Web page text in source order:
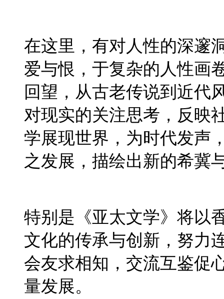
在这里，有对人性的深邃
爱与恨，于复杂的人性画
回望，从古老传说到近代
对现实的关注思考，反映
学展现世界，为时代发声
之发展，描绘出新的希冀
特别是《亚太文学》将以
文化的传承与创新，努力
会友求相知，交流互鉴促
量发展。